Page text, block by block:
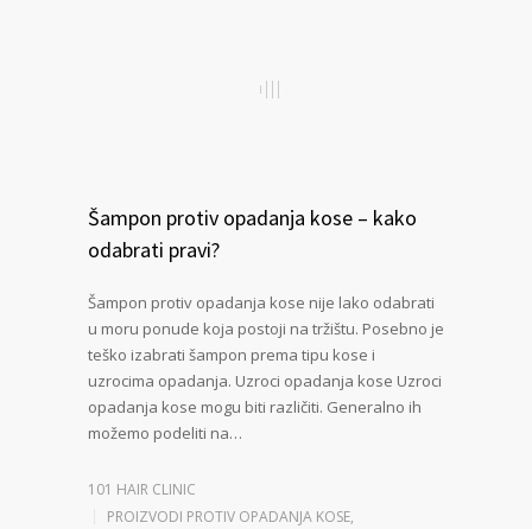
Šampon protiv opadanja kose – kako
odabrati pravi?
Šampon protiv opadanja kose nije lako odabrati
u moru ponude koja postoji na tržištu. Posebno je
teško izabrati šampon prema tipu kose i
uzrocima opadanja. Uzroci opadanja kose Uzroci
opadanja kose mogu biti različiti. Generalno ih
možemo podeliti na…
101 HAIR CLINIC
PROIZVODI PROTIV OPADANJA KOSE,